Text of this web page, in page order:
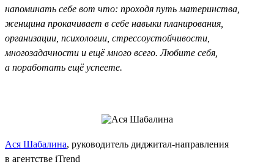
напоминать себе вот что: проходя путь материнства,
женщина прокачивает в себе навыки планирования,
организации, психологии, стрессоустойчивости,
многозадачности и ещё много всего. Любите себя,
а поработать ещё успеете.
Ася Шабалина, руководитель диджитал-направления
в агентстве iTrend